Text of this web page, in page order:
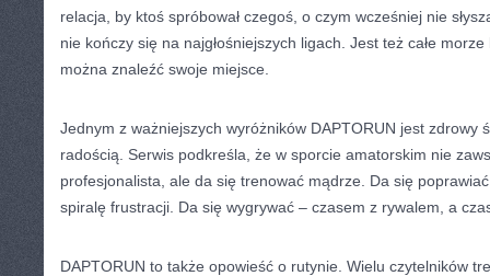
relacja, by ktoś spróbował czegoś, o czym wcześniej nie
nie kończy się na najgłośniejszych ligach. Jest też całe
można znaleźć swoje miejsce.
Jednym z ważniejszych wyróżników DAPTORUN jest zdrowy
radością. Serwis podkreśla, że w sporcie amatorskim nie
profesjonalista, ale da się trenować mądrze. Da się
spiralę frustracji. Da się wygrywać – czasem z rywalem, a
DAPTORUN to także opowieść o rutynie. Wielu czytelników